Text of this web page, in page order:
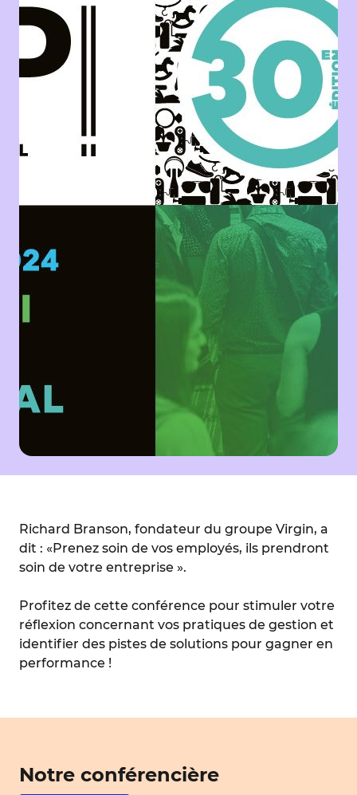
Richard Branson, fondateur du groupe Virgin, a
dit : «Prenez soin de vos employés, ils prendront
soin de votre entreprise ».
Profitez de cette conférence pour stimuler votre
réflexion concernant vos pratiques de gestion et
identifier des pistes de solutions pour gagner en
performance !
Notre conférencière